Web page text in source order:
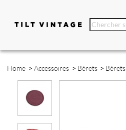
Home > Accessoires > Bérets >